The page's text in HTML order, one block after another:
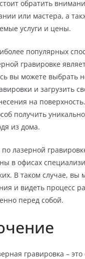
стоит обратить
или мастера, а
услуги и цены.
популярных
гравировке
вы можете выбрать
и загрузить
на
получить
из дома.
по лазерной
в офисах
В таком случае, вы
и видеть процесс
перед собой.
гравировка –